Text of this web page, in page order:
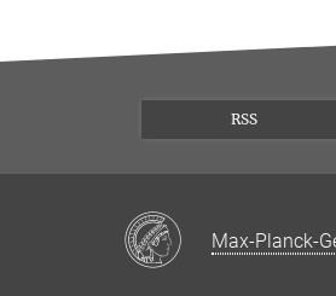
RSS
Max-Planck-